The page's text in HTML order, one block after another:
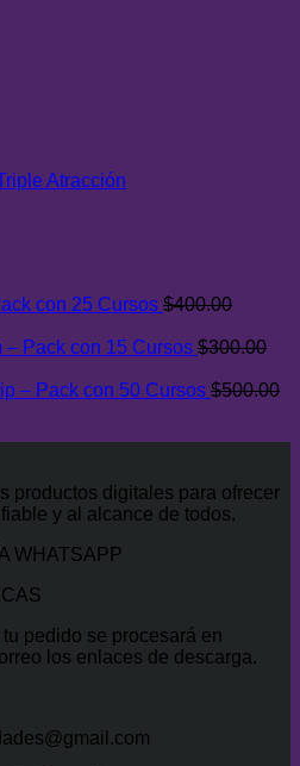
Atracción
con 25 Cursos $400.00
– Pack con 15 Cursos $300.00
– Pack con 50 Cursos $500.00
productos digitales para ofrecer
y al alcance de todos.
WHATSAPP
pedido se procesará en
los enlaces de descarga.